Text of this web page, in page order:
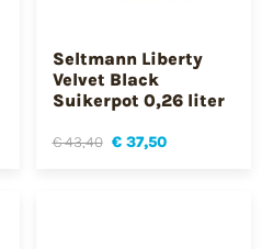
Seltmann Liberty
Velvet Black
Suikerpot 0,26 liter
€ 43,40 € 37,50